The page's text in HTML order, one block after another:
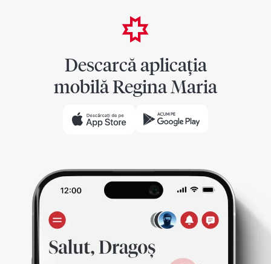
Descarcă aplicația
mobilă Regina Maria